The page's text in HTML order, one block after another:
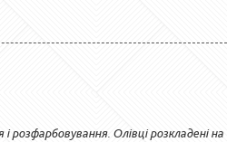
розфарбовування. Олівці розкладені на